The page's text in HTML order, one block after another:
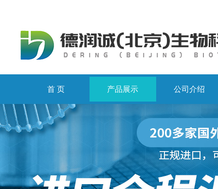
首 页 产品展示 公司介绍